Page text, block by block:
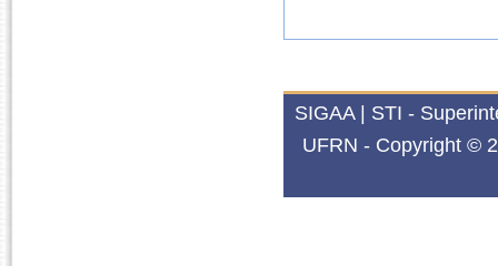
SIGAA | STI -
UFRN - Copyright ©